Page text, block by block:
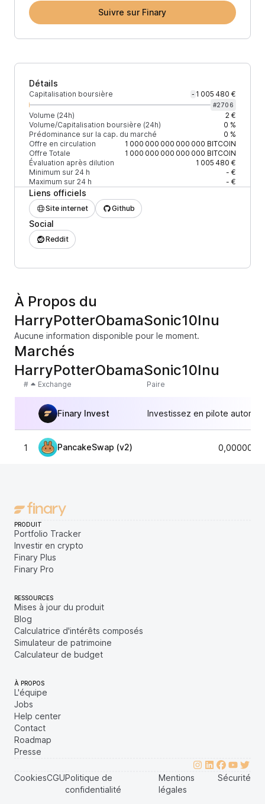
Suivre sur Finary
Détails
Capitalisation boursière - 1 005 480 €
#2706
Volume (24h)
2 €
Volume/Capitalisation boursière (24h)
0 %
Prédominance sur la cap. du marché
0 %
Offre en circulation
1 000 000 000 000 000 BITCOIN
Offre Totale
1 000 000 000 000 000 BITCOIN
Évaluation après dilution
1 005 480 €
Minimum sur 24 h
- €
Maximum sur 24 h
- €
Liens officiels
Site internet Github
Social
Reddit
À Propos du
HarryPotterObamaSonic10Inu
Aucune information disponible pour le moment.
Marchés
HarryPotterObamaSonic10Inu
# Exchange Paire
Finary Invest Investissez en pilote
1 PancakeSwap (v2)
PRODUIT
Portfolio Tracker
Investir en crypto
Finary Plus
Finary Pro
RESSOURCES
Mises à jour du produit
Blog
Calculatrice d'intérêts composés
Simulateur de patrimoine
Calculateur de budget
À PROPOS
L'équipe
Jobs
Help center
Contact
Roadmap
Presse
CookiesCGUPolitique de
confidentialité
Mentions
légales
Sécurité